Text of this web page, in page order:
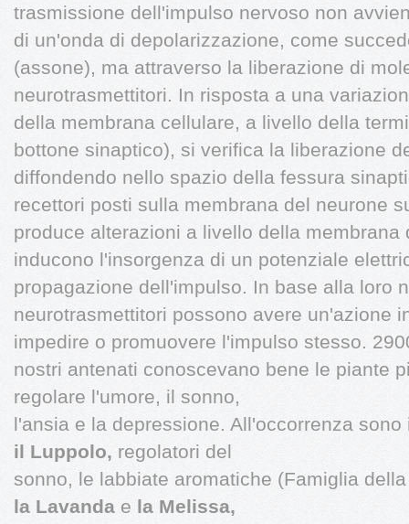
trasmissione dell'impulso nervoso non
di un'onda di depolarizzazione, come
(assone), ma attraverso la liberazione di
neurotrasmettitori. In risposta a una
della membrana cellulare, a livello della
bottone sinaptico), si verifica la liberazione
diffondendo nello spazio della fessura
recettori posti sulla membrana del neurone
produce alterazioni a livello della
inducono l'insorgenza di un potenziale
propagazione dell'impulso. In base alla loro
neurotrasmettitori possono avere un'azione
impedire o promuovere l'impulso stesso.
nostri antenati conoscevano bene le piante
regolare l'umore, il sonno,
l'ansia e la depressione. All'occorrenza sono
il Luppolo, regolatori del
sonno, le labbiate aromatiche (Famiglia
la Lavanda e la Melissa,